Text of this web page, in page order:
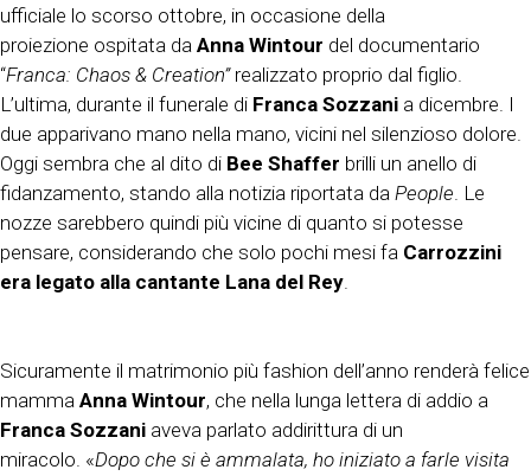
ufficiale lo scorso ottobre, in occasione della
proiezione ospitata da Anna Wintour del documentario
“Franca: Chaos & Creation”realizzato proprio dal figlio.
L’ultima, durante il funerale di Franca Sozzani a dicembre. I
due apparivano mano nella mano, vicini nel silenzioso dolore.
Oggi sembra che al dito di Bee Shaffer brilli un anello di
fidanzamento, stando alla notizia riportata da People. Le
nozze sarebbero quindi più vicine di quanto si potesse
pensare, considerando che solo pochi mesi fa Carrozzini
era legato alla cantante Lana del Rey.
Sicuramente il matrimonio più fashion dell’anno renderà felice
mamma Anna Wintour, che nella lunga lettera di addio a
Franca Sozzani aveva parlato addirittura di un
miracolo. «Dopo che si è ammalata, ho iniziato a farle visita